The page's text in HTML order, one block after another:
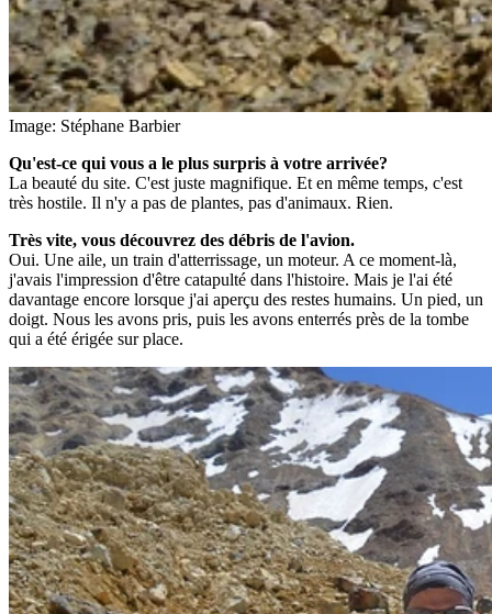
Image: Stéphane Barbier
Qu'est-ce qui vous a le plus surpris à votre arrivée?
La beauté du site. C'est juste magnifique. Et en même temps, c'est
très hostile. Il n'y a pas de plantes, pas d'animaux. Rien.
Très vite, vous découvrez des débris de l'avion.
Oui. Une aile, un train d'atterrissage, un moteur. A ce moment-là,
j'avais l'impression d'être catapulté dans l'histoire. Mais je l'ai été
davantage encore lorsque j'ai aperçu des restes humains. Un pied, un
doigt. Nous les avons pris, puis les avons enterrés près de la tombe
qui a été érigée sur place.